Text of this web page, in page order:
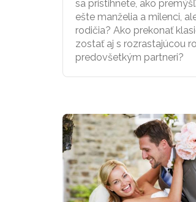
sa pristihnete, ako
ešte manželia a milenci,
rodičia? Ako prekonať
zostať aj s rozrastajúcou
predovšetkým partneri?